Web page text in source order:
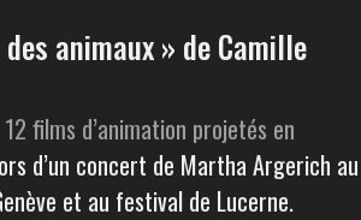
animaux » de Camille
12 films d’animation projetés en
d’un concert de Martha Argerich au
et au festival de Lucerne.